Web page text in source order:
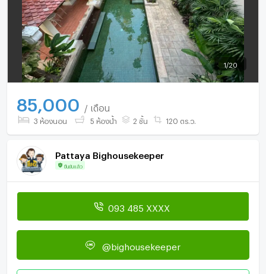
1 /20
85,000 / เดือน
3 ห้องนอน 5 ห้องน้ำ 2 ชั้น 120 ตร.ว.
Pattaya Bighousekeeper
ยืนยันแล้ว
093 485 XXXX
@bighousekeeper